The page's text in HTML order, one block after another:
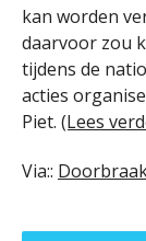
kan worden
daarvoor zou
tijdens de
acties
Piet. (Lees
Via::